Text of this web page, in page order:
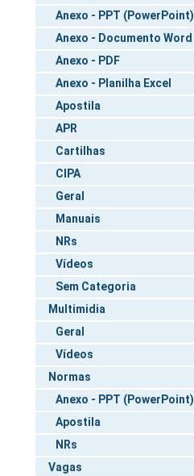
Anexo - PPT (PowerPoint)
Anexo - Documento Word
Anexo - PDF
Anexo - Planilha Excel
Apostila
APR
Cartilhas
CIPA
Geral
Manuais
NRs
Vídeos
Sem Categoria
Multimidia
Geral
Vídeos
Normas
Anexo - PPT (PowerPoint)
Apostila
NRs
Vagas